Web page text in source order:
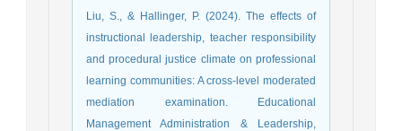
Liu, S., & Hallinger, P. (2024). The effects of
instructional leadership, teacher responsibility
and procedural justice climate on professional
learning communities: A cross-level moderated
mediation examination. Educational
Management Administration & Leadership,